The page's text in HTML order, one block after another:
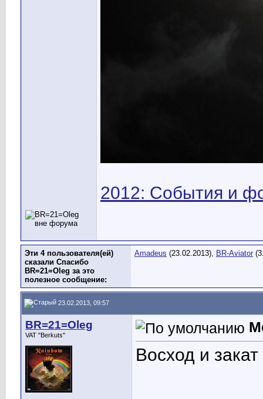
2012: События и
Эти 4 пользователя(ей)
сказали Спасибо
BR=21=Oleg за это
полезное сообщение:
Amadeus (23.02.2013), BR-Aviator
23.02.2013, 09:57
BR=21=Oleg
VAT "Berkuts"
Восход и